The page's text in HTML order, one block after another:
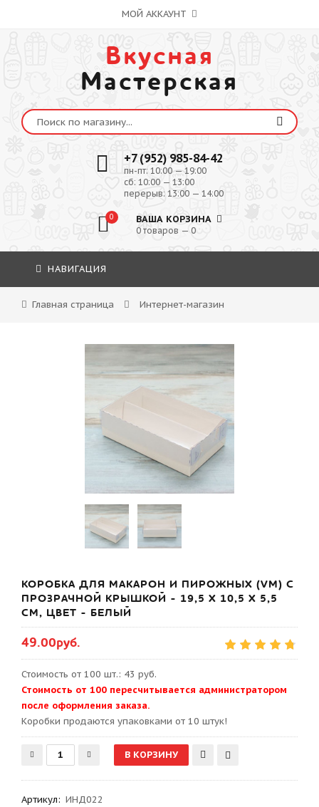
МОЙ АККАУНТ
Вкусная
Мастерская
+7 (952) 985-84-42
пн-пт: 10:00 — 19:00
сб: 10:00 — 13:00
перерыв: 13:00 — 14:00
0 ВАША КОРЗИНА
0 товаров — 0
НАВИГАЦИЯ
Главная страница Интернет-магазин
КОРОБКА ДЛЯ МАКАРОН И ПИРОЖНЫХ (VM) С
ПРОЗРАЧНОЙ КРЫШКОЙ - 19,5 Х 10,5 Х 5,5
СМ, ЦВЕТ - БЕЛЫЙ
49.00руб.
Стоимость от 100 шт.: 43 руб.
Стоимость от 100 пересчитывается администратором
после оформления заказа.
Kоробки продаются упаковками от 10 штук!
Артикул: ИНД022